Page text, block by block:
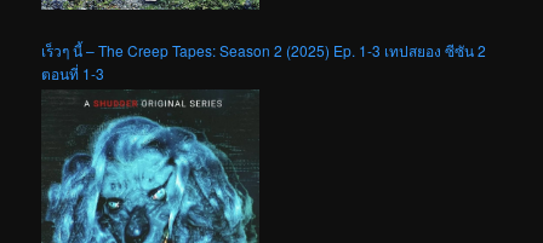
เร็วๆ นี้ – The Creep Tapes: Season 2 (2025) Ep. 1-3 เทปสยอง ซีซัน 2
ตอนที่ 1-3